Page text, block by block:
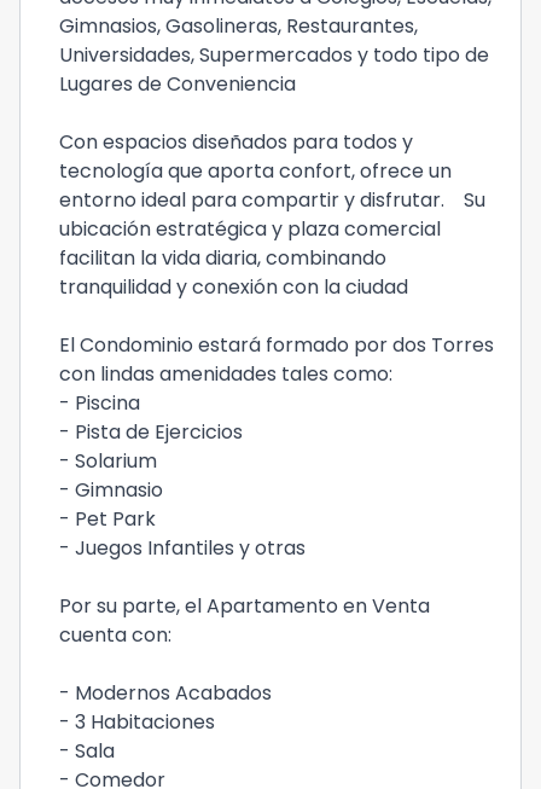
Gimnasios, Gasolineras, Restaurantes,
Universidades, Supermercados y todo tipo de
Lugares de Conveniencia
Con espacios diseñados para todos y
tecnología que aporta confort, ofrece un
entorno ideal para compartir y disfrutar. Su
ubicación estratégica y plaza comercial
facilitan la vida diaria, combinando
tranquilidad y conexión con la ciudad
El Condominio estará formado por dos Torres
con lindas amenidades tales como:
- Piscina
- Pista de Ejercicios
- Solarium
- Gimnasio
- Pet Park
- Juegos Infantiles y otras
Por su parte, el Apartamento en Venta
cuenta con:
- Modernos Acabados
- 3 Habitaciones
- Sala
- Comedor